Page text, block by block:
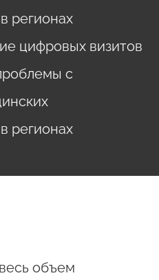
регионах
цифровых визитов
с
регионах
объем